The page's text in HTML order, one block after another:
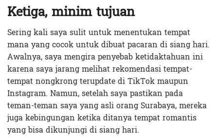
Ketiga, minim tujuan
Sering kali saya sulit untuk menentukan tempat
mana yang cocok untuk dibuat pacaran di siang hari.
Awalnya, saya mengira penyebab ketidaktahuan ini
karena saya jarang melihat rekomendasi tempat-
tempat nongkrong terupdate di TikTok maupun
Instagram. Namun, setelah saya pastikan pada
teman-teman saya yang asli orang Surabaya, mereka
juga kebingungan ketika ditanya tempat romantis
yang bisa dikunjungi di siang hari.